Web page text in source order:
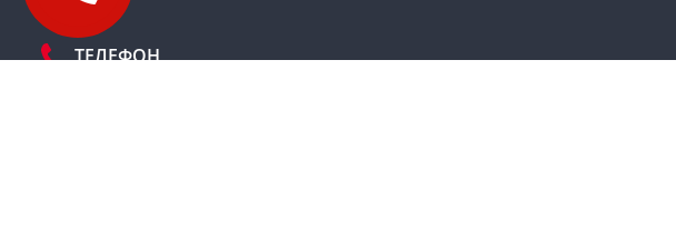
ТЕЛЕФОН